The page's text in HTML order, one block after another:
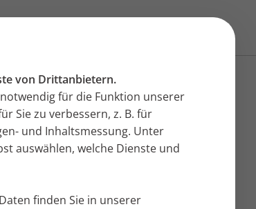
von Drittanbietern.
für die Funktion unserer
Sie zu verbessern, z. B. für
und Inhaltsmessung. Unter
auswählen, welche Dienste und
finden Sie in unserer